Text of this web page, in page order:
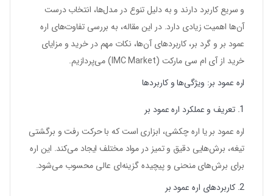
و سریع کاربرد دارند و به دلیل تنوع در مدل‌ها، انتخاب درست
آن‌ها اهمیت زیادی دارد. در این مقاله، به بررسی تفاوت‌های اره
عمود بر و گرد بر، کاربردهای آن‌ها، نکات مهم در خرید و مزایای
خرید ازآی ام سی مارکت (IMC Market)
می‌پردازیم.
اره عمود بر: ویژگی‌ها و کاربردها
1. تعریف و عملکرد اره عمود بر
اره عمود بر یا اره چکشی، ابزاری است که با حرکت رفت و برگشتی
تیغه، برش‌هایی دقیق و تمیز در مواد مختلف ایجاد می‌کند. این اره
برای برش‌های منحنی و پیچیده گزینه‌ای عالی محسوب می‌شود.
2. کاربردهای اره عمود بر